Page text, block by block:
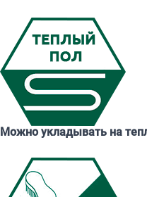
Можно укладывать на